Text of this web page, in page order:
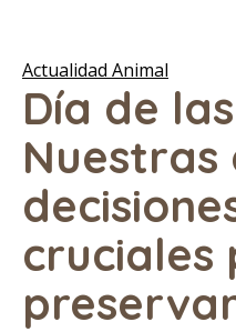
Actualidad Animal
Día de
Nuestras
cruciales